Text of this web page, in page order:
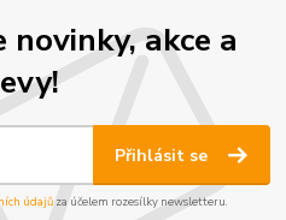
akce a
Přihlásit se
údajůza účelem rozesílky newsletteru.